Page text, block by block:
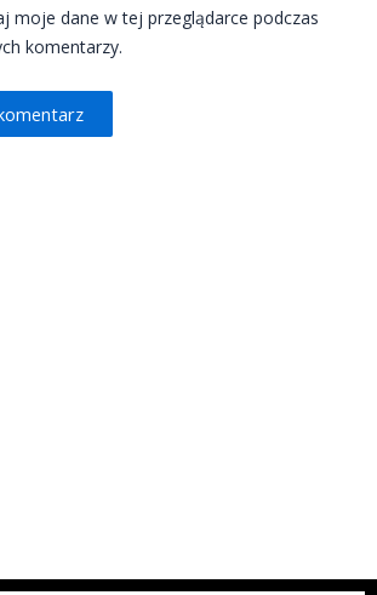
moje dane w tej przeglądarce podczas
komentarzy.